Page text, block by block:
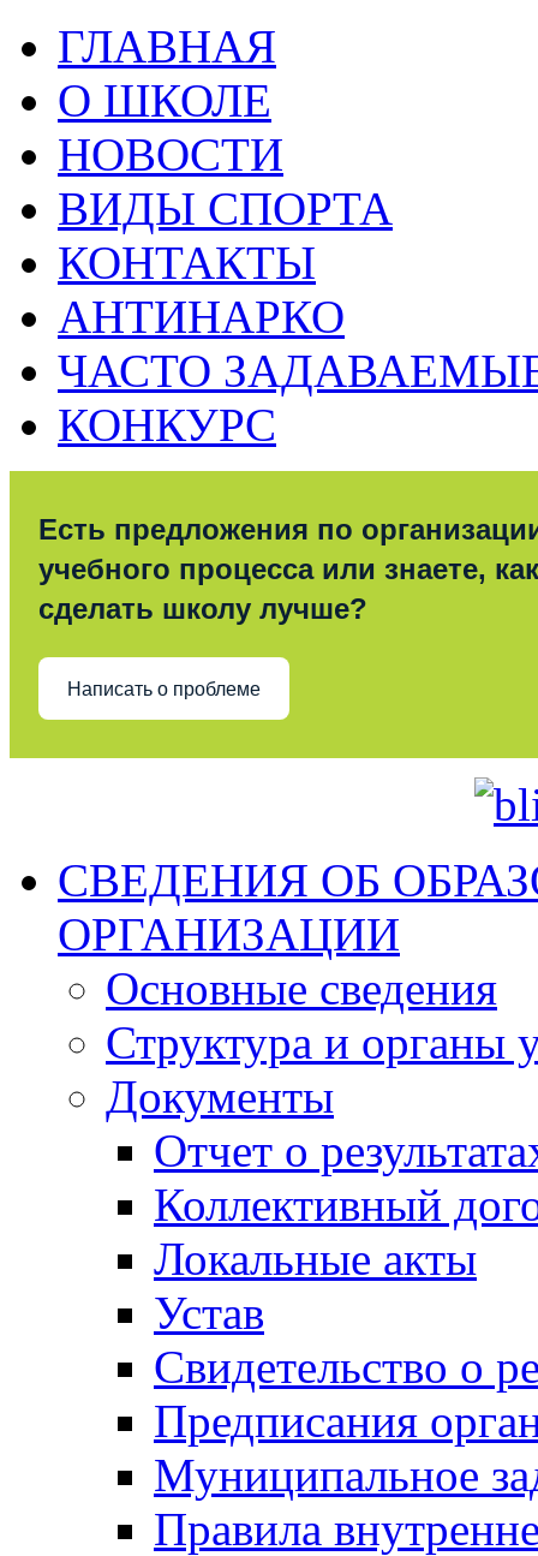
ГЛАВНАЯ
О ШКОЛЕ
НОВОСТИ
ВИДЫ СПОРТА
КОНТАКТЫ
АНТИНАРКО
ЧАСТО
КОНКУРС
Есть предложения по
учебного процесса или знаете, как
сделать школу лучше?
Написать о проблеме
СВЕДЕНИЯ ОБ
ОРГАНИЗАЦИИ
Основные сведения
Структура и органы
Документы
Отчет о
Коллективный
Локальные акты
Устав
Свидетельство о
Предписания
Муниципальное
Правила